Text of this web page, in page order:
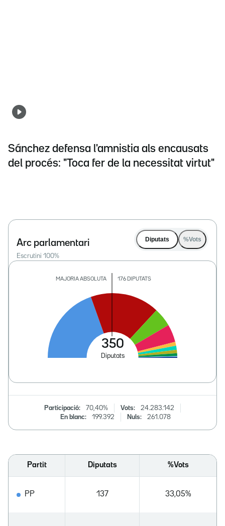
Sánchez defensa l'amnistia als encausats
del procés: "Toca fer de la necessitat virtut"
Arc parlamentari
Escrutini 100%
Diputats %Vots
Participació: 70,40% Vots:
24.283.142
En blanc:
199.392 Nuls: 261.078
Partit Diputats %Vots
PP 137 33,05%